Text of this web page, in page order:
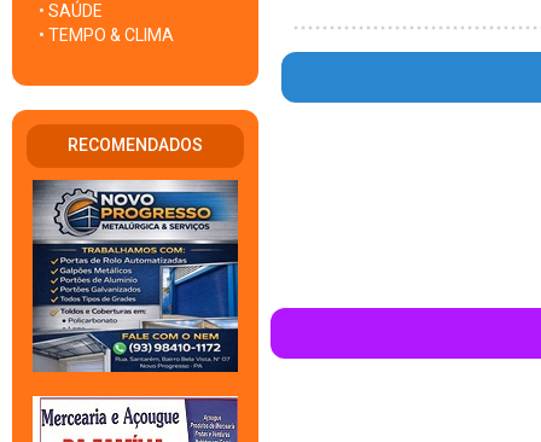
• SAÚDE
• TEMPO & CLIMA
RECOMENDADOS